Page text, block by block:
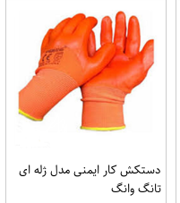
دستکش کار ایمنی مدل ژله ای
تانگ وانگ